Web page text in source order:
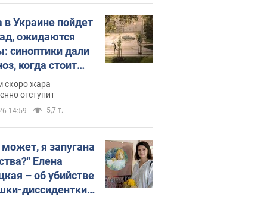
Украине пойдет
ожидаются
синоптики дали
когда стоит
изменения
скоро жара
отступит
14:59 5,7 т.
я запугана
Елена
– об убийстве
диссидентки